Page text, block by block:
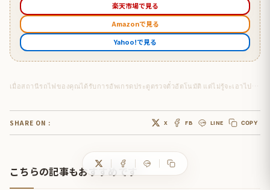
楽天市場で見る
Amazonで見る
Yahoo!で見る
เมื่อสถานีรถไฟของคุณได้รับการอัพเกรดประตูตรวจตั๋วอัตโนมัติ แต่ไม่รู้จะเอาไปตั้งไว้ที่ไหน …
SHARE ON : X FB LINE COPY
こちらの記事もおすすめです